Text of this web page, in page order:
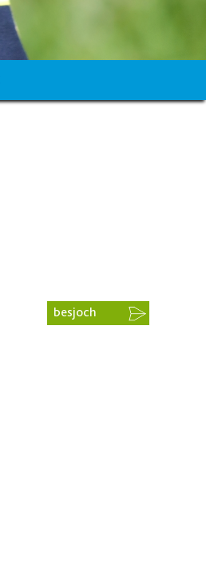
besjoch